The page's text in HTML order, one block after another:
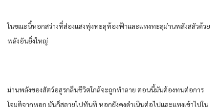
ใน​ขณะนี้​หอก​สว่าง​ที่​ส่องแสง​พุ่ง​ทะลุ​ท้องฟ้า​และ​แทง​ทะลุ​ม่าน​พลัง​สลัว​ด้วย​
พลัง​อัน​ยิ่งใหญ่​
ม่าน​พลัง​ของ​สัตว์​อสูร​กลืน​ชีวิต​ใกล้​จะถูก​ทำลาย​ ตอนนี้​มัน​ต้อง​ทน​ต่อ​การ​
โจมตีจาก​หอก​ มัน​ก็​สลาย​ไปทันที​ หอก​ยังคง​ดำเนินต่อไป​และ​แทง​เข้าไป​ใน​